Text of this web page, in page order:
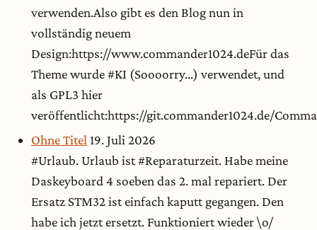
verwenden.Also gibt es den Blog nun in
vollständig neuem
Design:https://www.commander1024.deFür das
Theme wurde #KI (Soooorry...) verwendet, und
als GPL3 hier
veröffentlicht:https://git.commander1024.de/
Ohne Titel 19. Juli 2026
#Urlaub. Urlaub ist #Reparaturzeit. Habe meine
Daskeyboard 4 soeben das 2. mal repariert. Der
Ersatz STM32 ist einfach kaputt gegangen. Den
habe ich jetzt ersetzt. Funktioniert wieder \o/